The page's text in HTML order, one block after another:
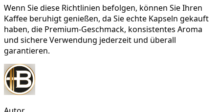
Wenn Sie diese Richtlinien befolgen, können Sie Ihren
Kaffee beruhigt genießen, da Sie echte Kapseln gekauft
haben, die Premium-Geschmack, konsistentes Aroma
und sichere Verwendung jederzeit und überall
garantieren.